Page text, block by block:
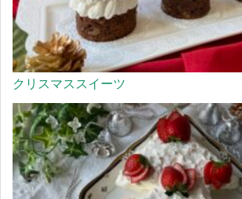
クリスマススイーツ